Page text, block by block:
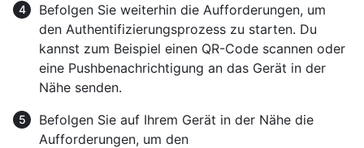
Befolgen Sie weiterhin die Aufforderungen, um
den Authentifizierungsprozess zu starten. Du
kannst zum Beispiel einen QR-Code scannen oder
eine Pushbenachrichtigung an das Gerät in der
Nähe senden.
Befolgen Sie auf Ihrem Gerät in der Nähe die
Aufforderungen, um den